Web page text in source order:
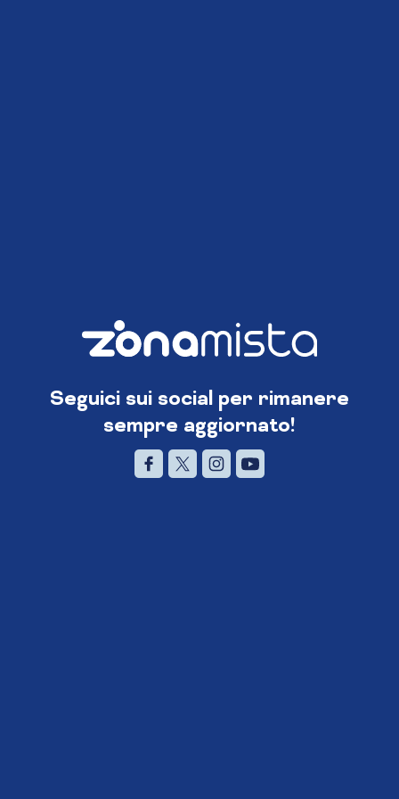
Seguici sui social per rimanere
sempre aggiornato!